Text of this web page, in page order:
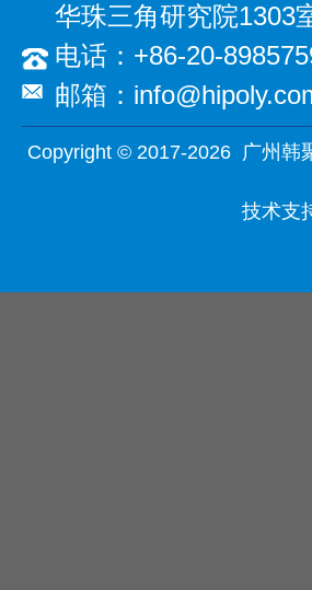
华珠三角研究院1303
电话：+86-20-
邮箱：
Copyright © 2017-2026 广州
技术支